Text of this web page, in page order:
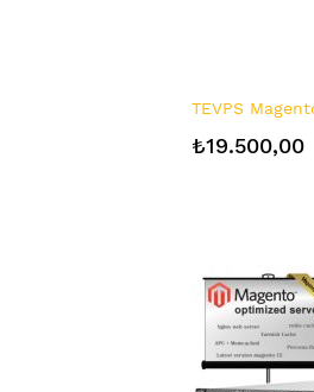
TEVPS
₺19.500,00